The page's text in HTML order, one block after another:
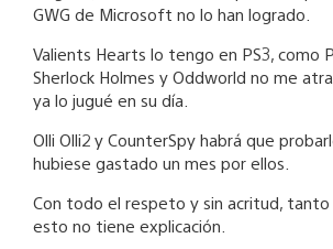
GWG de Microsoft no lo han logrado.
Valients Hearts lo tengo en PS3, como
Sherlock Holmes y Oddworld no me
ya lo jugué en su día.
Olli Olli2 y CounterSpy habrá que
hubiese gastado un mes por ellos.
Con todo el respeto y sin acritud,
esto no tiene explicación.